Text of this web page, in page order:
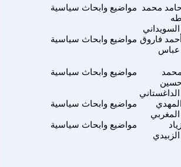
مواضيع وابحاث سياسية محمد
طه
السويداني
مواضيع وابحاث سياسية أحمد فاروق
عباس
مواضيع وابحاث سياسية
محمد
الداغستاني
مواضيع وابحاث سياسية
المهدي
المغربي
مواضيع وابحاث سياسية
الزبيدي